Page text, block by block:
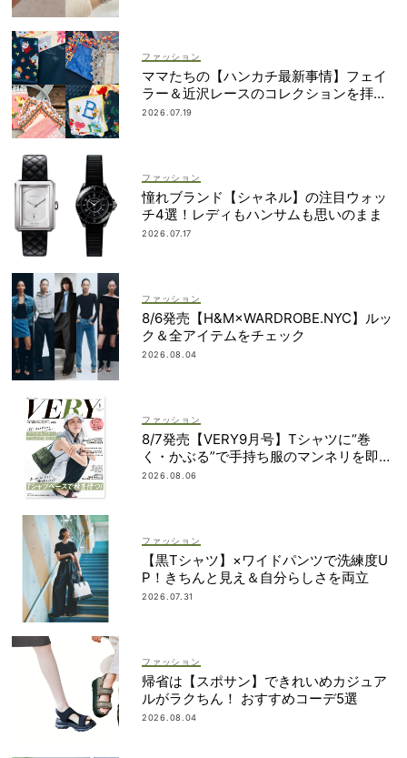
ファッション
ママたちの【ハンカチ最新事情】フェイ
ラー＆近沢レースのコレクションを拝
見！
2026.07.19
ファッション
憧れブランド【シャネル】の注目ウォッ
チ4選！レディもハンサムも思いのまま
2026.07.17
ファッション
8/6発売【H&M×WARDROBE.NYC】ルッ
ク＆全アイテムをチェック
2026.08.04
ファッション
8/7発売【VERY9月号】Tシャツに“巻
く・かぶる”で手持ち服のマンネリを即解
決！
2026.08.06
ファッション
【黒Tシャツ】×ワイドパンツで洗練度U
P！きちんと見え＆自分らしさを両立
2026.07.31
ファッション
帰省は【スポサン】できれいめカジュア
ルがラクちん！ おすすめコーデ5選
2026.08.04